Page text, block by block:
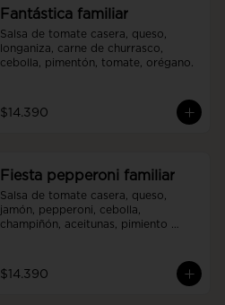
Fantástica familiar
Salsa de tomate casera, queso,
longaniza, carne de churrasco,
cebolla, pimentón, tomate, orégano.
$14.390
Fiesta pepperoni familiar
Salsa de tomate casera, queso,
jamón, pepperoni, cebolla,
champiñón, aceitunas, pimiento
$14.390